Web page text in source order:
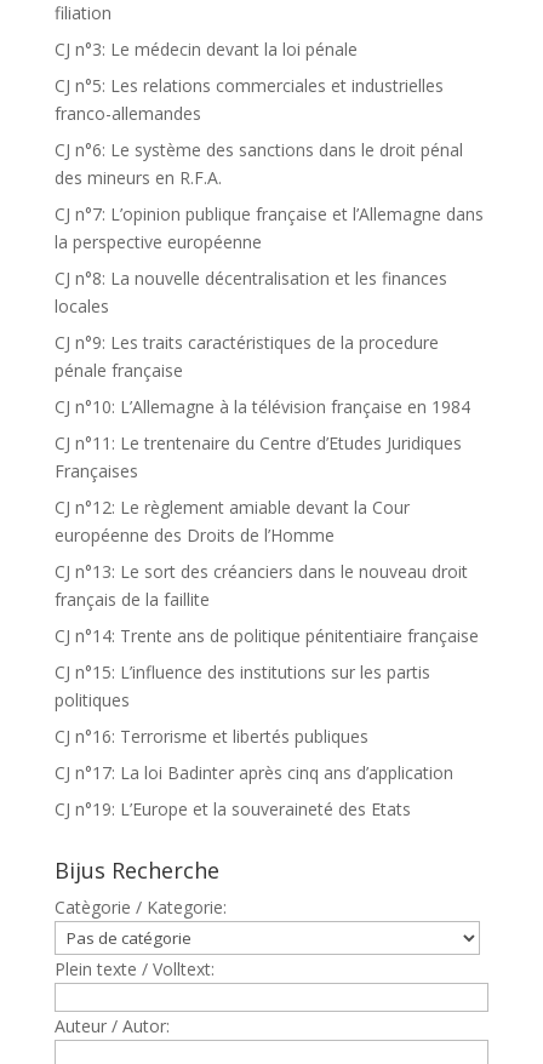
filiation
CJ n°3: Le médecin devant la loi pénale
CJ n°5: Les relations commerciales et industrielles
franco-allemandes
CJ n°6: Le système des sanctions dans le droit pénal
des mineurs en R.F.A.
CJ n°7: L’opinion publique française et l’Allemagne dans
la perspective européenne
CJ n°8: La nouvelle décentralisation et les finances
locales
CJ n°9: Les traits caractéristiques de la procedure
pénale française
CJ n°10: L’Allemagne à la télévision française en 1984
CJ n°11: Le trentenaire du Centre d’Etudes Juridiques
Françaises
CJ n°12: Le règlement amiable devant la Cour
européenne des Droits de l’Homme
CJ n°13: Le sort des créanciers dans le nouveau droit
français de la faillite
CJ n°14: Trente ans de politique pénitentiaire française
CJ n°15: L’influence des institutions sur les partis
politiques
CJ n°16: Terrorisme et libertés publiques
CJ n°17: La loi Badinter après cinq ans d’application
CJ n°19: L’Europe et la souveraineté des Etats
Bijus Recherche
Catègorie / Kategorie:
Plein texte / Volltext:
Auteur / Autor: